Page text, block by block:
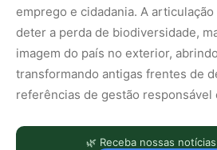
emprego e cidadania. A
deter a perda de biodiversidade,
imagem do país no exterior,
transformando antigas frentes de
referências de gestão responsável
🌿 Receba nossas